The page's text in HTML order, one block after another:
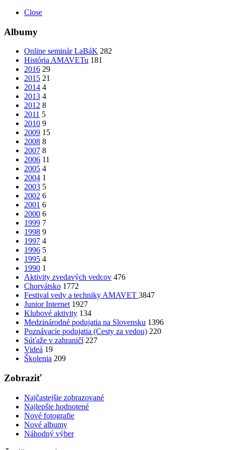
Close
Albumy
Online seminár LaBáK 282
História AMAVETu 181
2016 29
2015 21
2014 4
2013 4
2012 8
2011 5
2010 9
2009 15
2008 8
2007 8
2006 11
2005 4
2004 1
2003 5
2002 6
2001 6
2000 6
1999 7
1998 9
1997 4
1996 5
1995 4
1990 1
Aktivity zvedavých vedcov 476
Chorvátsko 1772
Festival vedy a techniky AMAVET 3847
Junior Internet 1927
Klubové aktivity 134
Medzinárodné podujatia na Slovensku 1396
Poznávacie podujatia (Cesty za vedou) 220
Súťaže v zahraničí 227
Videá 19
Školenia 209
Zobraziť
Najčastejšie zobrazované
Najlepšie hodnotené
Nové fotografie
Nové albumy
Náhodný výber